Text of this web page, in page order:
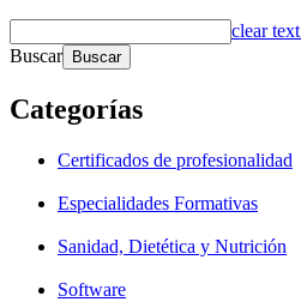
clear text
Buscar
Categorías
Certificados de profesionalidad
Especialidades Formativas
Sanidad, Dietética y Nutrición
Software